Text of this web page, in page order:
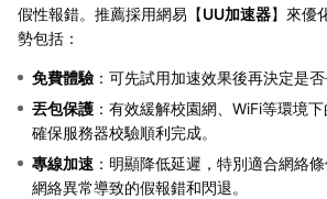
假性報錯。推薦採用網易【UU加速器】來優
勢包括：
免費體驗 ：可先試用加速效果後再決定是否
丟包保護 ：有效緩解校園網、WiFi等環境
確保服務器校驗順利完成。
專線加速 ：明顯降低延遲，特別適合網絡
網絡異常導致的假報錯和閃退。